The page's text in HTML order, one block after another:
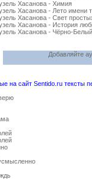
Хасанова - Химия
Хасанова - Лето имени
Хасанова - Свет
Хасанова - История
Хасанова - Чёрно-
Добавляйте
на сайт Sentido.ru тексты